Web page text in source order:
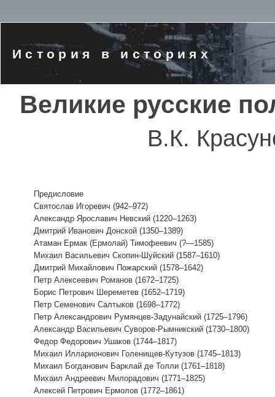
История в историях
Великие русские
В.К.
Предисловие
Святослав Игоревич (942–972)
Александр Ярославич Невский (1220–1263)
Дмитрий Иванович Донской (1350–1389)
Атаман Ермак (Ермолай) Тимофеевич (?—1585)
Михаил Васильевич Скопин-Шуйский (1587–1610)
Дмитрий Михайлович Пожарский (1578–1642)
Петр Алексеевич Романов (1672–1725)
Борис Петрович Шереметев (1652–1719)
Петр Семенович Салтыков (1698–1772)
Петр Александрович Румянцев-Задунайский (1725–1796)
Александр Васильевич Суворов-Рымникский (1730–1800)
Федор Федорович Ушаков (1744–1817)
Михаил Илларионович Голенищев-Кутузов (1745–1813)
Михаил Богданович Барклай де Толли (1761–1818)
Михаил Андреевич Милорадович (1771–1825)
Алексей Петрович Ермолов (1772–1861)